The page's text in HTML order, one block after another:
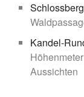
Kandel-
Aussichten